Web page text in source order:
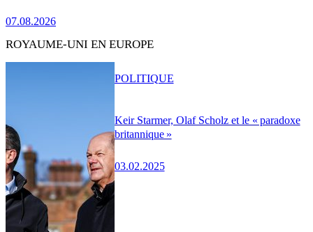
07.08.2026
ROYAUME-UNI EN EUROPE
Keir Starmer, Olaf Scholz et le « paradoxe
britannique »
03.02.2025
POLITIQUE